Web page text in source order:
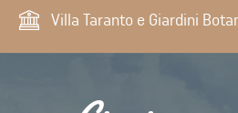
Villa Taranto e Giardini